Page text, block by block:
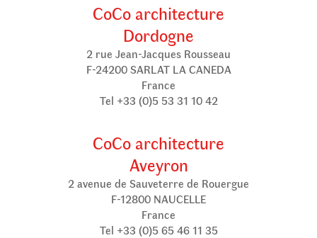
CoCo architecture
Dordogne
2 rue Jean-Jacques Rousseau
F-24200 SARLAT LA CANEDA
France
Tel +33 (0)5 53 31 10 42
CoCo architecture
Aveyron
2 avenue de Sauveterre de Rouergue
F-12800 NAUCELLE
France
Tel +33 (0)5 65 46 11 35